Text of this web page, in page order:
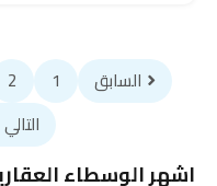
السابق 1
2
التالي
اشهر الوسطاء